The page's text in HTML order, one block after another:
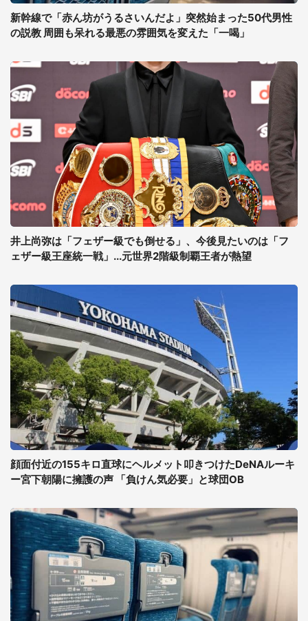
新幹線で「赤ん坊がうるさいんだよ」突然始まった50代男性
の説教 周囲も呆れる最悪の雰囲気を変えた「一喝」
井上尚弥は「フェザー級でも倒せる」、今後見たいのは「フ
ェザー級王座統一戦」...元世界2階級制覇王者が熱望
顔面付近の155キロ直球にヘルメット叩きつけたDeNAルーキ
ー宮下朝陽に擁護の声 「負けん気必要」と球団OB